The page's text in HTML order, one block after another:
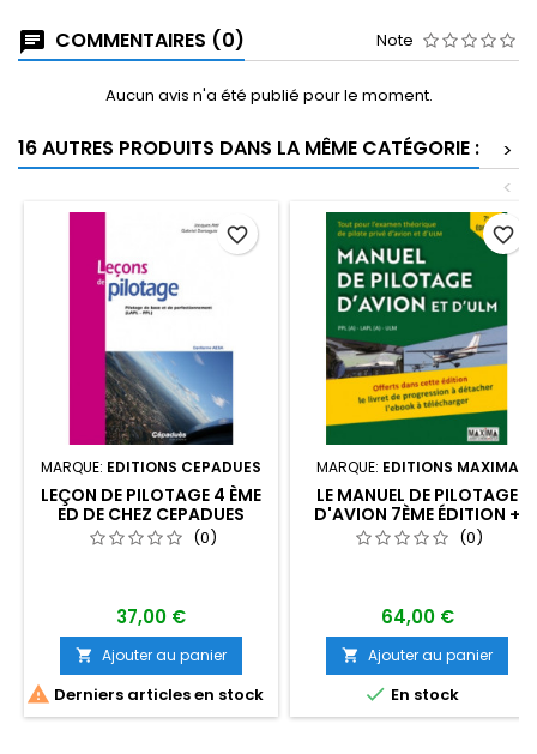
COMMENTAIRES (0) Note
Aucun avis n'a été publié pour le moment.
16 AUTRES PRODUITS DANS LA MÊME CATÉGORIE :
>
<
MARQUE: EDITIONS CEPADUES
LEÇON DE PILOTAGE 4 ÈME
ED DE CHEZ CEPADUES
(0)
37,00 €
 Ajouter au panier
 Derniers articles en stock
favorite_border
MARQUE: EDITIONS MAXIMA
LE MANUEL DE PILOTAGE
D'AVION 7ÈME ÉDITION +
LIVRET DE PROGRESSION
MAXIMA
(0)
64,00 €
 Ajouter au panier
 En stock
favorite_border